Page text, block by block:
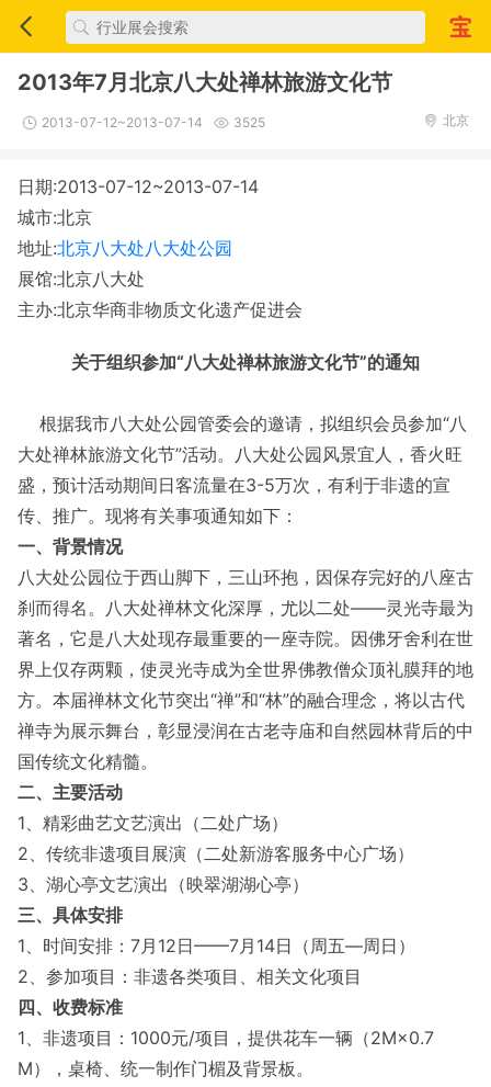
2013年7月北京八大处禅林旅游文化节
2013-07-12~2013-07-14 3525 北京
日期:2013-07-12~2013-07-14
城市:北京
地址:北京八大处八大处公园
展馆:北京八大处
主办:北京华商非物质文化遗产促进会
关于组织参加“八大处禅林旅游文化节”的通知
根据我市八大处公园管委会的邀请，拟组织会员参加“八
大处禅林旅游文化节”活动。八大处公园风景宜人，香火旺
盛，预计活动期间日客流量在3-5万次，有利于非遗的宣
传、推广。现将有关事项通知如下：
一、 背景情况
八大处公园位于西山脚下， 三山环抱，因保存完好的八座古
刹而得名。八大处禅林文化深厚，尤以二处——灵光寺最为
著名，它是八大处现存最重要的一座寺院。因佛牙舍利在世
界上仅存两颗，使灵光寺成为全世界佛教僧众顶礼膜拜的地
方。本届禅林文化节突出“禅”和“林”的融合理念，将以古代
禅寺为展示舞台，彰显浸润在古老寺庙和自然园林背后的中
国传统文化精髓。
二、 主要活动
1、精彩曲艺文艺演出（二处广场）
2、传统非遗项目展演（二处新游客服务中心广场）
3、湖心亭文艺演出（映翠湖湖心亭）
三、 具体安排
1、 时间安排： 7月12日——7月14日（周五—周日）
2、 参加项目：非遗各类项目、相关文化项目
四、 收费标准
1、 非遗项目： 1000元/项目，提供花车一辆（2M×0.7
M），桌椅、统一制作门楣及背景板。